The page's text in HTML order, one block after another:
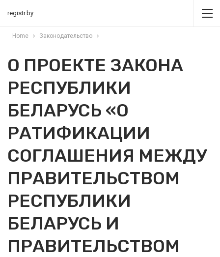
registr.by
Home Законодательство
О ПРОЕКТЕ ЗАКОНА
РЕСПУБЛИКИ
БЕЛАРУСЬ «О
РАТИФИКАЦИИ
СОГЛАШЕНИЯ МЕЖДУ
ПРАВИТЕЛЬСТВОМ
РЕСПУБЛИКИ
БЕЛАРУСЬ И
ПРАВИТЕЛЬСТВОМ